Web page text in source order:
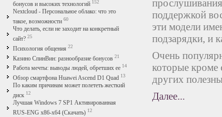
бонусов и высоких технологий 152
Nextcloud - Персональное облако: что это
такое, возможности 60
Что делать, если не заходит на конкретный
сайт? 25
Психология общения 22
Казино СпинВин: разнообразие бонусов 21
Работа мечты: выводы людей, обретших ее 14
Обзор смартфона Huawei Ascend D1 Quad 13
По каким причинам может полететь жесткий
диск 12
Лучшая Windows 7 SP1 Активированная
RUS-ENG x86-x64 (Скачать) 12
поддержкой
эти модели
подзарядки, и
Очень
которые кроме
других
Далее...